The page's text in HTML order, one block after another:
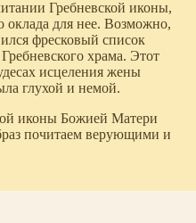
Гребневской иконы,
оклада для нее. Возможно,
фресковый список
храма. Этот
исцеления жены
глухой и немой.
иконы Божией Матери
почитаем верующими и